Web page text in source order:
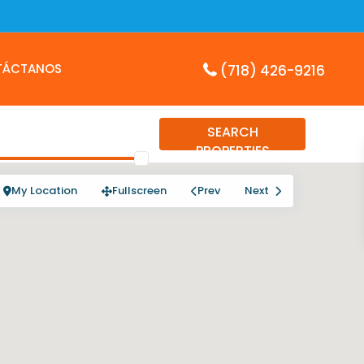
(718) 426-9216
SEARCH
PROPERTIES
My Location Fullscreen Prev Next